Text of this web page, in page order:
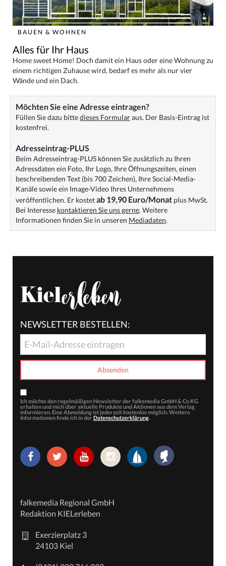
BAUEN & WOHNEN
Alles für Ihr Haus
Home sweet Home! Doch damit ein Haus oder eine Wohnung zu
einem richtigen Zuhause wird, bedarf es mehr als nur vier
Wände und ein Dach.
Möchten Sie eine Adresse eintragen?
Füllen Sie dazu bittedieses Formularaus. Der Basis-Eintrag ist
kostenfrei.
Adresseintrag-PLUS
Beim Adresseintrag-PLUS können Sie zusätzlich zu Ihren
Adressdaten ein Foto, Ihr Logo, Ihre Öffnungszeiten, einen
beschreibenden Text (bis 700 Zeichen), Ihre Social-Media-
Kanäle sowie ein Image-Video Ihres Unternehmens
veröffentlichen. Er kostetab 19,90 Euro/Monat plus MwSt.
Bei Interesse kontaktieren Sie uns gerne. Weitere
Informationen finden Sie in unseren Mediadaten.
NEWSLETTER BESTELLEN:
Ich möchte den regelmäßigen Newsletter der falkemedia GmbH & Co KG
erhalten und mich über aktuelle Produkte und Aktionen aus dem Verlag
informieren. Eine Abmeldung ist jederzeit kostenlos möglich. Weitere
Informationen finde ich in der Datenschutzerklärung.
falkemedia Regional GmbH
Redaktion KIELerleben
Exerzierplatz 3
24103 Kiel